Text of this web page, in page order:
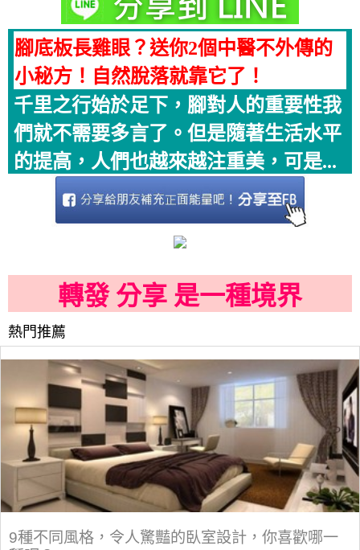
腳底板長雞眼？送你2個中醫不外傳的
小秘方！自然脫落就靠它了！
千里之行始於足下，腳對人的重要性我
們就不需要多言了。但是隨著生活水平
的提高，人們也越來越注重美，可是...
轉發 分享 是一種境界
熱門推薦
9種不同風格，令人驚豔的臥室設計，你喜歡哪一